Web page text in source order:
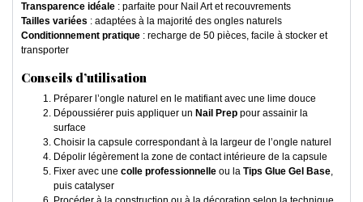
Transparence idéale : parfaite pour Nail Art et recouvrements
Tailles variées : adaptées à la majorité des ongles naturels
Conditionnement pratique : recharge de 50 pièces, facile à stocker et
transporter
Conseils d’utilisation
Préparer l’ongle naturel en le matifiant avec une lime douce
Dépoussiérer puis appliquer un Nail Prep pour assainir la
surface
Choisir la capsule correspondant à la largeur de l’ongle naturel
Dépolir légèrement la zone de contact intérieure de la capsule
Fixer avec une colle professionnelle ou la Tips Glue Gel Base,
puis catalyser